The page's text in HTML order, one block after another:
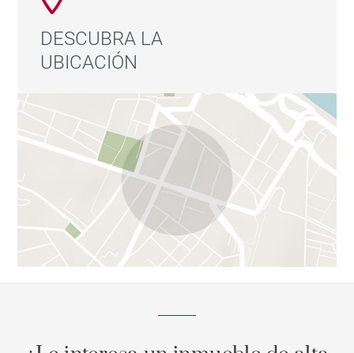
DESCUBRA LA
UBICACIÓN